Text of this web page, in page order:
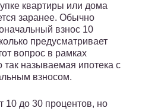
квартиры или дома
заранее. Обычно
взнос 10
предусматривает
вопрос в рамках
называемая ипотека с
взносом.
10 до 30 процентов, но